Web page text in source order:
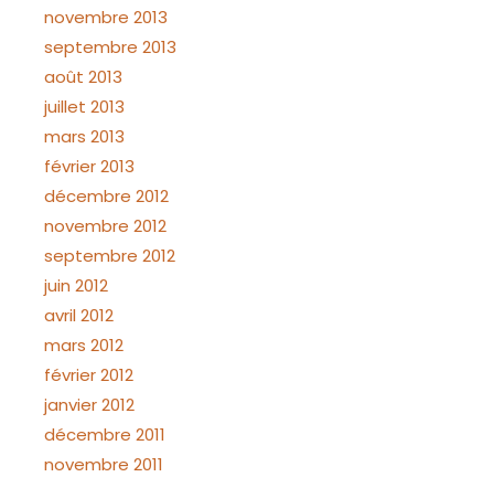
novembre 2013
septembre 2013
août 2013
juillet 2013
mars 2013
février 2013
décembre 2012
novembre 2012
septembre 2012
juin 2012
avril 2012
mars 2012
février 2012
janvier 2012
décembre 2011
novembre 2011